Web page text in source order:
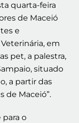
quarta-feira
de Maceió
e
em
pet, a palestra,
situado
a partir das
de Maceió”.
para o